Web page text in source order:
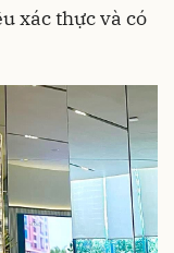
xác thực và có